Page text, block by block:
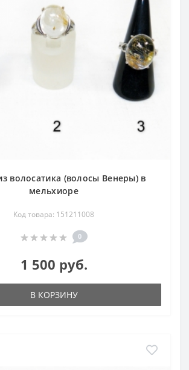
волосатика (волосы Венеры) в
мельхиоре
Код товара: 151211008
0
1 500 руб.
В КОРЗИНУ